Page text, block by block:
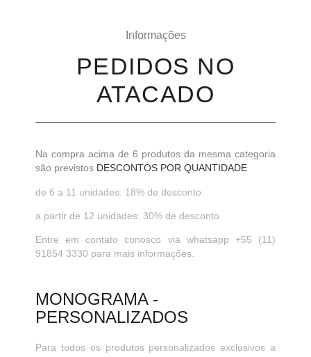
Informações
PEDIDOS NO
ATACADO
Na compra acima de 6 produtos da mesma categoria
são previstosDESCONTOS POR QUANTIDADE
de 6 a 11 unidades: 18% de desconto
a partir de 12 unidades: 30% de desconto
Entre em contato conosco via whatsapp +55 (11)
91854 3330 para mais informações.
MONOGRAMA -
PERSONALIZADOS
Para todos os produtos personalizados exclusivos a